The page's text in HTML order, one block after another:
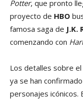
Potter, que pronto
proyecto de HBO
famosa saga de J.K.
comenzando con
Los detalles sobre
ya se han
personajes icónicos.